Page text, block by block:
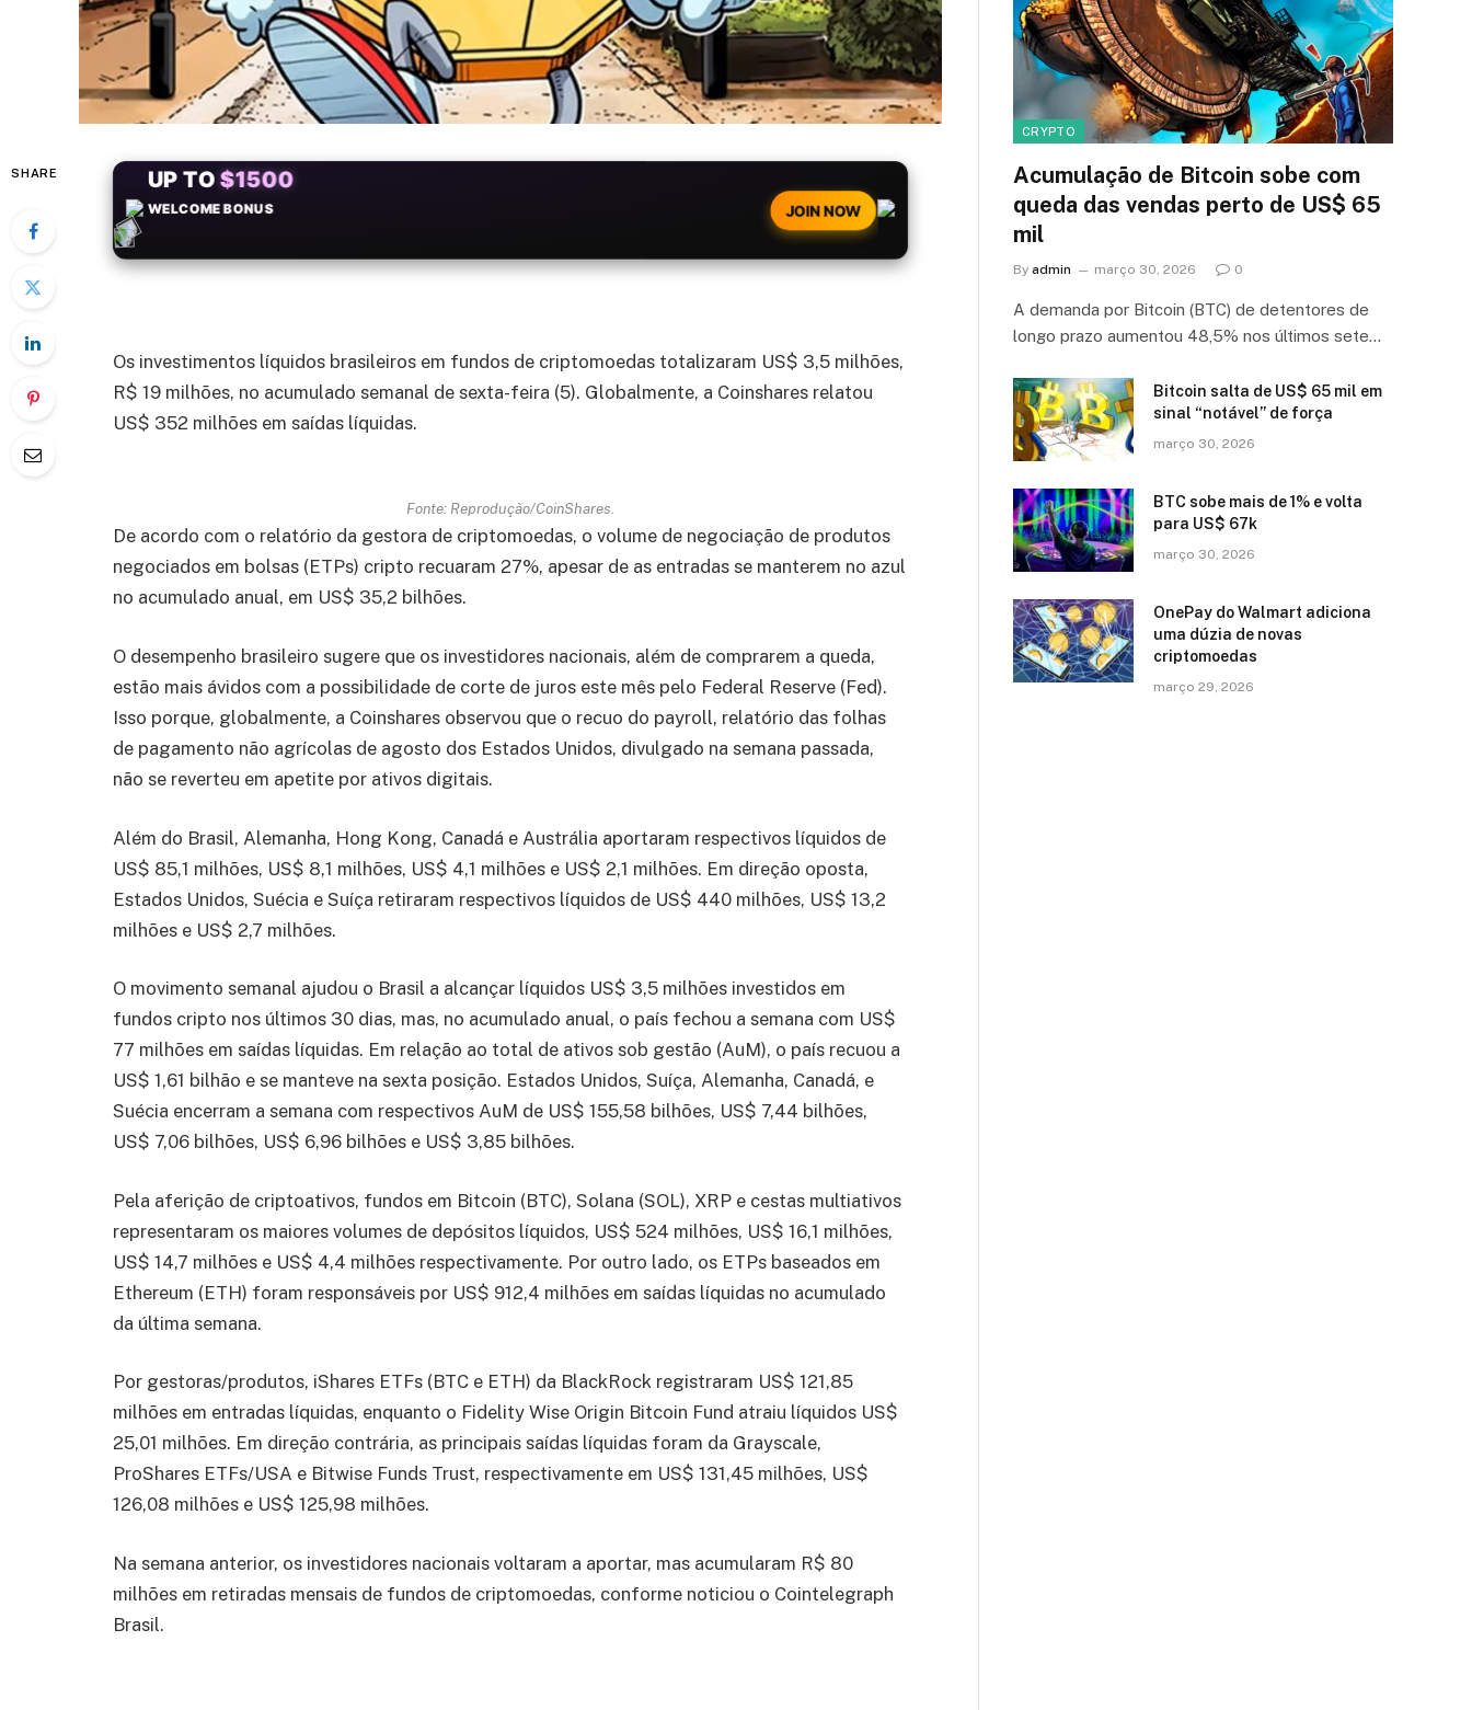
SHARE +50FREESPINS
JOIN NOW
Os investimentos líquidos brasileiros em fundos de criptomoedas totalizaram US$ 3,5 milhões,
R$ 19 milhões, no acumulado semanal de sexta-feira (5). Globalmente, a Coinshares relatou
US$ 352 milhões em saídas líquidas.
Fonte: Reprodução/CoinShares.
De acordo com o relatório da gestora de criptomoedas, o volume de negociação de produtos
negociados em bolsas (ETPs) cripto recuaram 27%, apesar de as entradas se manterem no azul
no acumulado anual, em US$ 35,2 bilhões.
O desempenho brasileiro sugere que os investidores nacionais, além de comprarem a queda,
estão mais ávidos com a possibilidade de corte de juros este mês pelo Federal Reserve (Fed).
Isso porque, globalmente, a Coinshares observou que o recuo do payroll, relatório das folhas
de pagamento não agrícolas de agosto dos Estados Unidos, divulgado na semana passada,
não se reverteu em apetite por ativos digitais.
Além do Brasil, Alemanha, Hong Kong, Canadá e Austrália aportaram respectivos líquidos de
US$ 85,1 milhões, US$ 8,1 milhões, US$ 4,1 milhões e US$ 2,1 milhões. Em direção oposta,
Estados Unidos, Suécia e Suíça retiraram respectivos líquidos de US$ 440 milhões, US$ 13,2
milhões e US$ 2,7 milhões.
O movimento semanal ajudou o Brasil a alcançar líquidos US$ 3,5 milhões investidos em
fundos cripto nos últimos 30 dias, mas, no acumulado anual, o país fechou a semana com US$
77 milhões em saídas líquidas. Em relação ao total de ativos sob gestão (AuM), o país recuou a
US$ 1,61 bilhão e se manteve na sexta posição. Estados Unidos, Suíça, Alemanha, Canadá, e
Suécia encerram a semana com respectivos AuM de US$ 155,58 bilhões, US$ 7,44 bilhões,
US$ 7,06 bilhões, US$ 6,96 bilhões e US$ 3,85 bilhões.
Pela aferição de criptoativos, fundos em Bitcoin (BTC), Solana (SOL), XRP e cestas multiativos
representaram os maiores volumes de depósitos líquidos, US$ 524 milhões, US$ 16,1 milhões,
US$ 14,7 milhões e US$ 4,4 milhões respectivamente. Por outro lado, os ETPs baseados em
Ethereum (ETH) foram responsáveis por US$ 912,4 milhões em saídas líquidas no acumulado
da última semana.
Por gestoras/produtos, iShares ETFs (BTC e ETH) da BlackRock registraram US$ 121,85
milhões em entradas líquidas, enquanto o Fidelity Wise Origin Bitcoin Fund atraiu líquidos US$
25,01 milhões. Em direção contrária, as principais saídas líquidas foram da Grayscale,
ProShares ETFs/USA e Bitwise Funds Trust, respectivamente em US$ 131,45 milhões, US$
126,08 milhões e US$ 125,98 milhões.
Na semana anterior, os investidores nacionais voltaram a aportar, mas acumularam R$ 80
milhões em retiradas mensais de fundos de criptomoedas, conforme noticiou o Cointelegraph
Brasil.
CRYPTO
Acumulação de Bitcoin sobe com
queda das vendas perto de US$ 65
mil
By admin março 30, 2026 0
A demanda por Bitcoin (BTC) de detentores de
longo prazo aumentou 48,5% nos últimos sete…
Bitcoin salta de US$ 65 mil em
sinal “notável” de força
março 30, 2026
BTC sobe mais de 1% e volta
para US$ 67k
março 30, 2026
OnePay do Walmart adiciona
uma dúzia de novas
criptomoedas
março 29, 2026